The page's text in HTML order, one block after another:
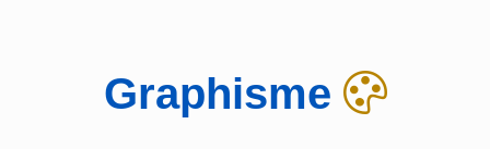
Graphisme